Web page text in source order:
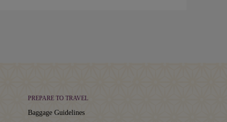
PREPARE TO TRAVEL
Baggage Guidelines